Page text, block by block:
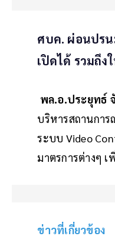
ศบค. ผ่อนปรน
เปิดได้ รวมถึง
พล.อ.ประยุทธ์
บริหารสถานการ
ระบบ Video
มาตรการต่างๆ เ
ข่าวที่เกี่ยวข้อง